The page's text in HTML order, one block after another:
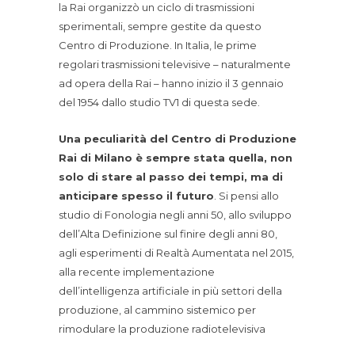
la Rai organizzò un ciclo di trasmissioni
sperimentali, sempre gestite da questo
Centro di Produzione. In Italia, le prime
regolari trasmissioni televisive – naturalmente
ad opera della Rai – hanno inizio il 3 gennaio
del 1954 dallo studio TV1 di questa sede.
Una peculiarità del Centro di Produzione
Rai di Milano è sempre stata quella, non
solo di stare al passo dei tempi, ma di
anticipare spesso il futuro. Si pensi allo
studio di Fonologia negli anni 50, allo sviluppo
dell’Alta Definizione sul finire degli anni 80,
agli esperimenti di Realtà Aumentata nel 2015,
alla recente implementazione
dell’intelligenza artificiale in più settori della
produzione, al cammino sistemico per
rimodulare la produzione radiotelevisiva